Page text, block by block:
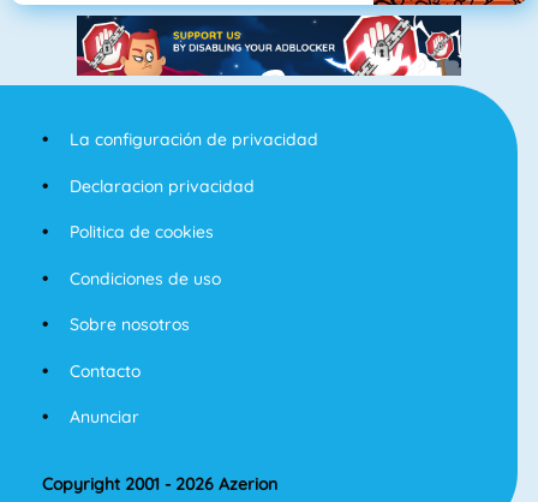
La configuración de privacidad
Declaracion privacidad
Politica de cookies
Condiciones de uso
Sobre nosotros
Contacto
Anunciar
Copyright 2001 - 2026 Azerion